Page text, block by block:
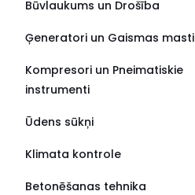
Būvlaukums un Drošība
Ģeneratori un Gaismas masti
Kompresori un Pneimatiskie
instrumenti
Ūdens sūkņi
Klimata kontrole
Betonēšanas tehnika